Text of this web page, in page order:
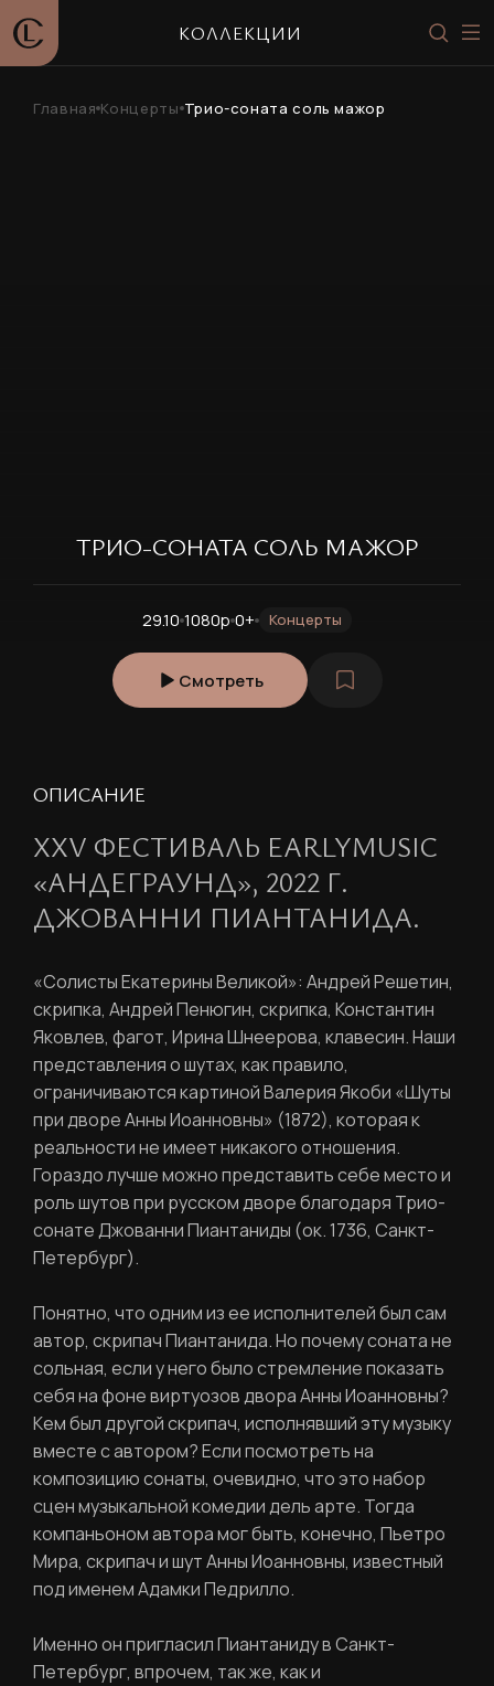
КОЛЛЕКЦИИ
Главная Концерты Трио-соната соль мажор
ТРИО-СОНАТА СОЛЬ МАЖОР
29.10 1080p 0+ Концерты
Смотреть
ОПИСАНИЕ
XXV ФЕСТИВАЛЬ EARLYMUSIC
«АНДЕГРАУНД», 2022 Г.
ДЖОВАННИ ПИАНТАНИДА.
«Солисты Екатерины Великой»: Андрей Решетин,
скрипка, Андрей Пенюгин, скрипка, Константин
Яковлев, фагот, Ирина Шнеерова, клавесин. Наши
представления о шутах, как правило,
ограничиваются картиной Валерия Якоби «Шуты
при дворе Анны Иоанновны» (1872), которая к
реальности не имеет никакого отношения.
Гораздо лучше можно представить себе место и
роль шутов при русском дворе благодаря Трио-
сонате Джованни Пиантаниды (ок. 1736, Санкт-
Петербург).
Понятно, что одним из ее исполнителей был сам
автор, скрипач Пиантанида. Но почему соната не
сольная, если у него было стремление показать
себя на фоне виртуозов двора Анны Иоанновны?
Кем был другой скрипач, исполнявший эту музыку
вместе с автором? Если посмотреть на
композицию сонаты, очевидно, что это набор
сцен музыкальной комедии дель арте. Тогда
компаньоном автора мог быть, конечно, Пьетро
Мира, скрипач и шут Анны Иоанновны, известный
под именем Адамки Педрилло.
Именно он пригласил Пиантаниду в Санкт-
Петербург, впрочем, так же, как и
ЛИЧНЫЙ КАБИНЕТ
РЕГИСТРАЦИЯ
Ваше имя
Фамилия